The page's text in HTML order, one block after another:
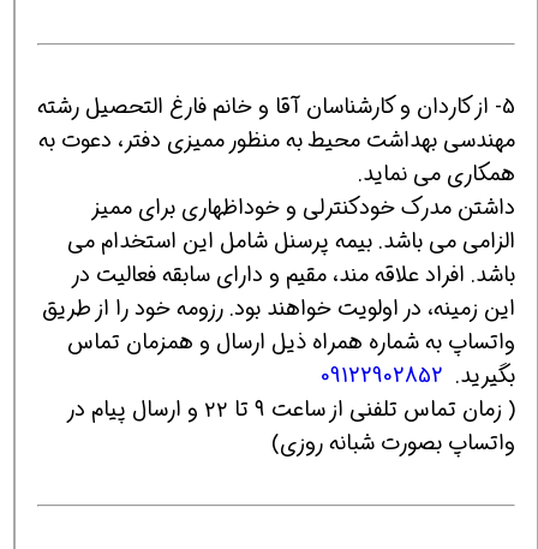
5- از کاردان و کارشناسان آقا و خانم فارغ التحصیل رشته
مهندسی بهداشت محیط به منظور ممیزی دفتر، دعوت به
همکاری می نماید.
داشتن مدرک خودکنترلی و خوداظهاری برای ممیز
الزامی می باشد. بیمه پرسنل شامل این استخدام می
باشد. افراد علاقه مند، مقیم و دارای سابقه فعالیت در
این زمینه، در اولویت خواهند بود. رزومه خود را از طریق
واتساپ به شماره همراه ذیل ارسال و همزمان تماس
بگیرید. 09122902852
( زمان تماس تلفنی از ساعت ۹ تا ۲۲ و ارسال پیام در
واتساپ بصورت شبانه روزی)